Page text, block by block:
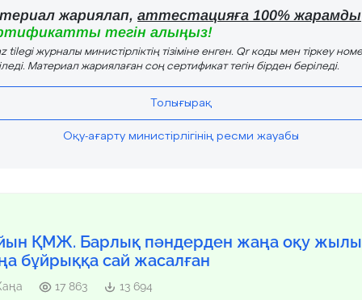
жариялап, аттестацияға 100% жарамды
тегін алыңыз!
tilegi журналы министірліктің тізіміне енген. Qr коды мен тіркеу
Материал жариялаған соң сертификат тегін бірден беріледі.
Толығырақ
Оқу-ағарту министірлігінің ресми жауабы
ҚМЖ. Барлық пәндерден жаңа оқу
бұйрыққа сай жасалған
17 863
13 694